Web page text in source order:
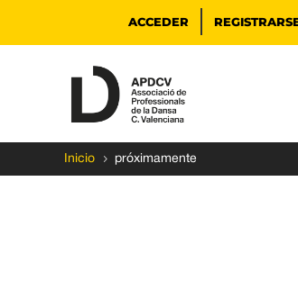
ACCEDER
Inicio 5 próximamente